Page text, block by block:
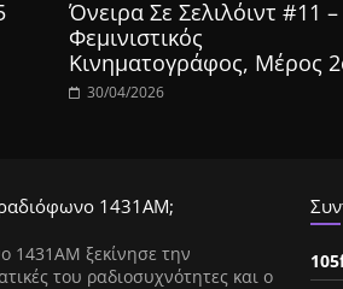
Όνειρα Σε Σελιλόιντ #11 –
Φεμινιστικός
Κινηματογράφος, Μέρος
30/04/2026
ραδιόφωνο 1431ΑΜ;
1431AM ξεκίνησε την
του ραδιοσυχνότητες και ο